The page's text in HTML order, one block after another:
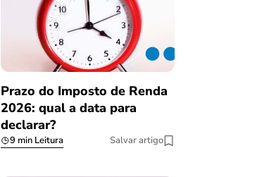
Prazo do Imposto de Renda
2026: qual a data para
declarar?
9 min Leitura Salvar artigo